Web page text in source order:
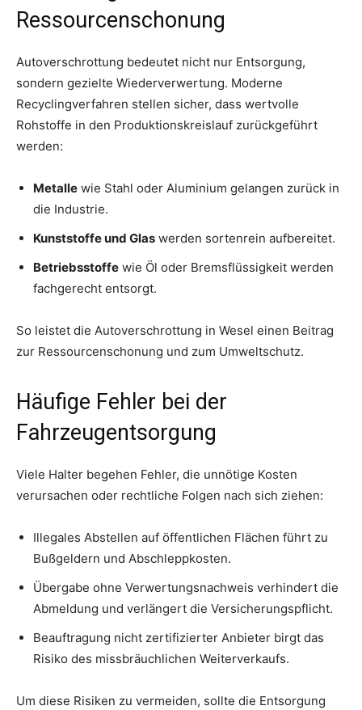
Ressourcenschonung
Autoverschrottung bedeutet nicht nur Entsorgung,
sondern gezielte Wiederverwertung. Moderne
Recyclingverfahren stellen sicher, dass wertvolle
Rohstoffe in den Produktionskreislauf zurückgeführt
werden:
Metalle wie Stahl oder Aluminium gelangen zurück in
die Industrie.
Kunststoffe und Glas werden sortenrein aufbereitet.
Betriebsstoffe wie Öl oder Bremsflüssigkeit werden
fachgerecht entsorgt.
So leistet die Autoverschrottung in Wesel einen Beitrag
zur Ressourcenschonung und zum Umweltschutz.
Häufige Fehler bei der
Fahrzeugentsorgung
Viele Halter begehen Fehler, die unnötige Kosten
verursachen oder rechtliche Folgen nach sich ziehen:
Illegales Abstellen auf öffentlichen Flächen führt zu
Bußgeldern und Abschleppkosten.
Übergabe ohne Verwertungsnachweis verhindert die
Abmeldung und verlängert die Versicherungspflicht.
Beauftragung nicht zertifizierter Anbieter birgt das
Risiko des missbräuchlichen Weiterverkaufs.
Um diese Risiken zu vermeiden, sollte die Entsorgung